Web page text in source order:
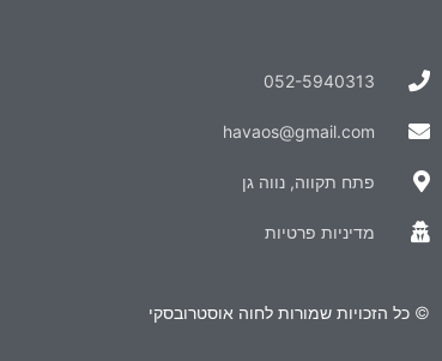
052-5940313
havaos@gmail.com
פתח תקווה, נווה גן
מדיניות פרטיות
© כל הזכויות שמורות לחוה אוסטרובסקי